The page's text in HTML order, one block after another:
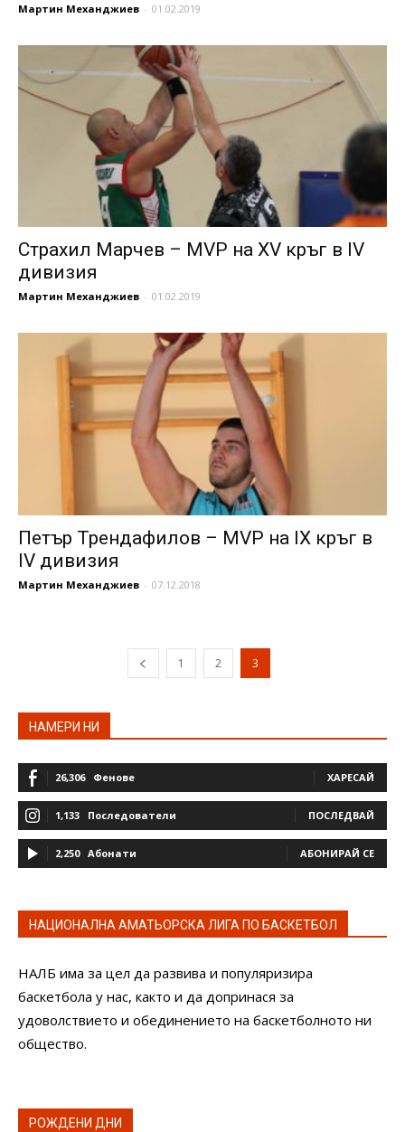
Мартин Механджиев - 01.02.2019
Страхил Марчев – MVP на XV кръг в IV
дивизия
Мартин Механджиев - 01.02.2019
Петър Трендафилов – MVP на IX кръг в
IV дивизия
Мартин Механджиев - 07.12.2018
1 2 3
НАМЕРИ НИ
26,306 Фенове ХАРЕСАЙ
1,133 Последователи ПОСЛЕДВАЙ
2,250 Абонати АБОНИРАЙ СЕ
НАЦИОНАЛНА АМАТЬОРСКА ЛИГА ПО БАСКЕТБОЛ
НАЛБ има за цел да развива и популяризира
баскетбола у нас, както и да допринася за
удоволствието и обединението на баскетболното ни
общество.
РОЖДЕНИ ДНИ